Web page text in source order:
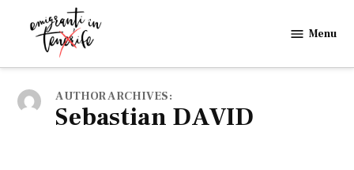
in
Menu
AUTHOR ARCHIVES:
Sebastian DAVID